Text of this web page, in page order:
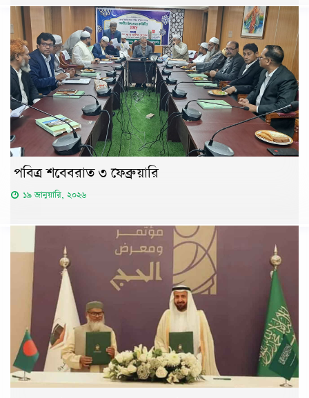
পবিত্র শবেবরাত ৩ ফেব্রুয়ারি
১৯ জানুয়ারি, ২০২৬